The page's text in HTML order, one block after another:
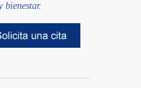
bienestar.